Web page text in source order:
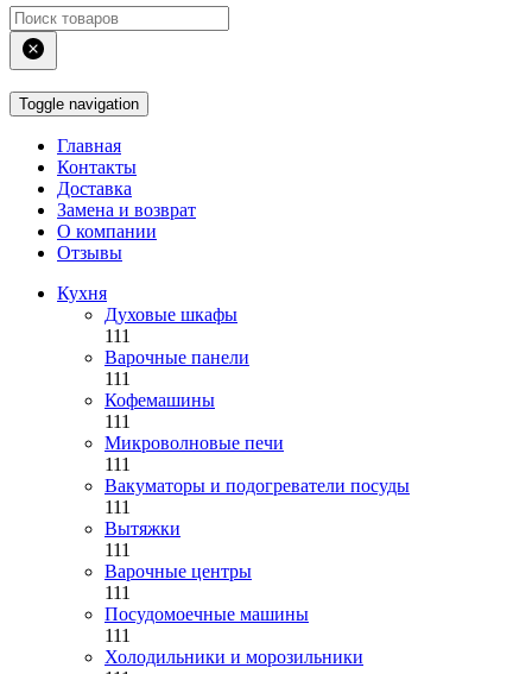
Toggle navigation
Главная
Контакты
Доставка
Замена и возврат
О компании
Отзывы
Кухня
Духовые шкафы
111
Варочные панели
111
Кофемашины
111
Микроволновые печи
111
Вакуматоры и подогреватели посуды
111
Вытяжки
111
Варочные центры
111
Посудомоечные машины
111
Холодильники и морозильники